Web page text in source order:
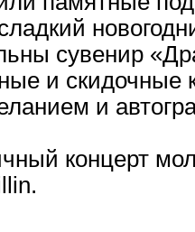
сувенир
и скидочные
и
концерт